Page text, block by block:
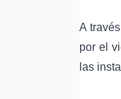
A
por el
las